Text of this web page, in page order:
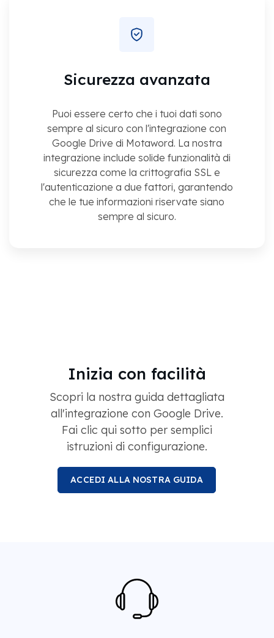
Sicurezza avanzata
Puoi essere certo che i tuoi dati sono
sempre al sicuro con l'integrazione con
Google Drive di Motaword. La nostra
integrazione include solide funzionalità di
sicurezza come la crittografia SSL e
l'autenticazione a due fattori, garantendo
che le tue informazioni riservate siano
sempre al sicuro.
Inizia con facilità
Scopri la nostra guida dettagliata
all'integrazione con Google Drive.
Fai clic qui sotto per semplici
istruzioni di configurazione.
ACCEDI ALLA NOSTRA GUIDA